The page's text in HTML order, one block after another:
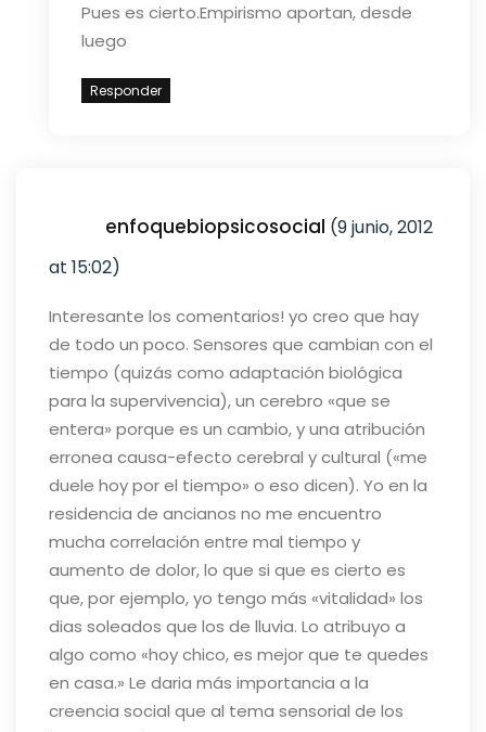
Pues es cierto.Empirismo aportan, desde
luego
Responder
enfoquebiopsicosocial (9 junio, 2012
at 15:02)
Interesante los comentarios! yo creo que hay
de todo un poco. Sensores que cambian con el
tiempo (quizás como adaptación biológica
para la supervivencia), un cerebro «que se
entera» porque es un cambio, y una atribución
erronea causa-efecto cerebral y cultural («me
duele hoy por el tiempo» o eso dicen). Yo en la
residencia de ancianos no me encuentro
mucha correlación entre mal tiempo y
aumento de dolor, lo que si que es cierto es
que, por ejemplo, yo tengo más «vitalidad» los
dias soleados que los de lluvia. Lo atribuyo a
algo como «hoy chico, es mejor que te quedes
en casa.» Le daria más importancia a la
creencia social que al tema sensorial de los